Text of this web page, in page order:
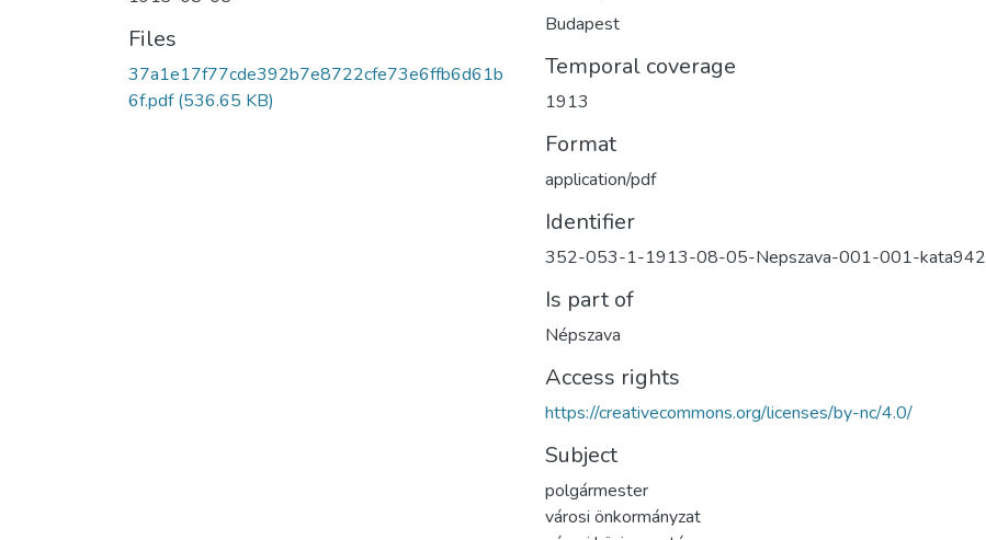
Files
37a1e17f77cde392b7e8722cfe73e6ffb6d61b
6f.pdf(536.65 KB)
Budapest
Temporal coverage
1913
Format
application/pdf
Identifier
352-053-1-1913-08-05-Nepszava-001-001-kata942
Is part of
Népszava
Access rights
https://creativecommons.org/licenses/by-nc/4.0/
Subject
polgármester
városi önkormányzat